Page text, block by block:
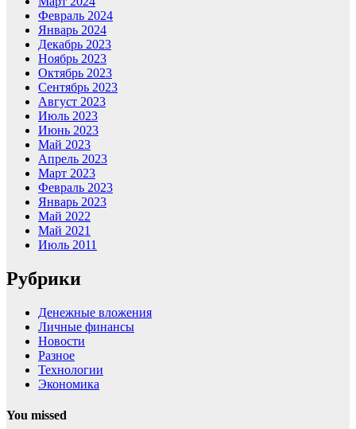
Февраль 2024
Январь 2024
Декабрь 2023
Ноябрь 2023
Октябрь 2023
Сентябрь 2023
Август 2023
Июль 2023
Июнь 2023
Май 2023
Апрель 2023
Март 2023
Февраль 2023
Январь 2023
Май 2022
Май 2021
Июль 2011
Рубрики
Денежные вложения
Личные финансы
Новости
Разное
Технологии
Экономика
You missed